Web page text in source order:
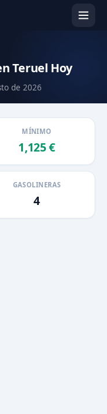
Teruel Hoy
de 2026
MÍNIMO
1,125 €
GASOLINERAS
4